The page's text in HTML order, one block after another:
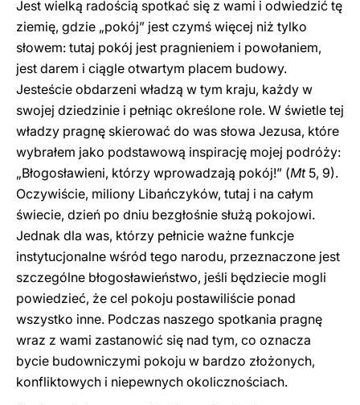
Jest wielką radością spotkać się z wami i odwiedzić tę
ziemię, gdzie „pokój” jest czymś więcej niż tylko
słowem: tutaj pokój jest pragnieniem i powołaniem,
jest darem i ciągle otwartym placem budowy.
Jesteście obdarzeni władzą w tym kraju, każdy w
swojej dziedzinie i pełniąc określone role. W świetle tej
władzy pragnę skierować do was słowa Jezusa, które
wybrałem jako podstawową inspirację mojej podróży:
„Błogosławieni, którzy wprowadzają pokój!” (Mt5, 9).
Oczywiście, miliony Libańczyków, tutaj i na całym
świecie, dzień po dniu bezgłośnie służą pokojowi.
Jednak dla was, którzy pełnicie ważne funkcje
instytucjonalne wśród tego narodu, przeznaczone jest
szczególne błogosławieństwo, jeśli będziecie mogli
powiedzieć, że cel pokoju postawiliście ponad
wszystko inne. Podczas naszego spotkania pragnę
wraz z wami zastanowić się nad tym, co oznacza
bycie budowniczymi pokoju w bardzo złożonych,
konfliktowych i niepewnych okolicznościach.